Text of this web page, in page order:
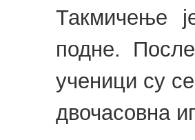
Такмичење
подне.
ученици су
двочасовна